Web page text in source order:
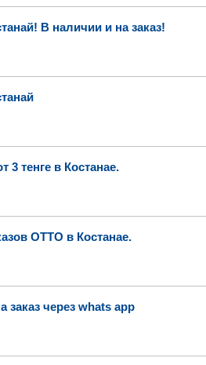
В наличии и на заказ!
3 тенге в Костанае.
ОТТО в Костанае.
заказ через whats app